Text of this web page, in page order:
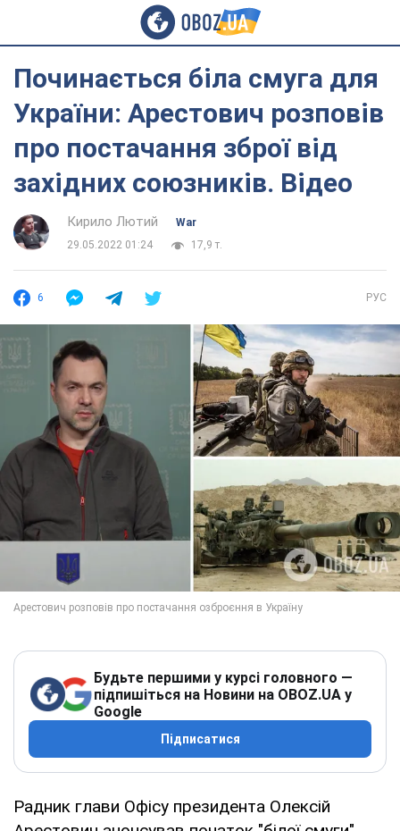
Починається біла смуга для
України: Арестович розповів
про постачання зброї від
західних союзників. Відео
Кирило Лютий
War
29.05.2022 01:24
17,9 т.
6 РУС
Будьте першими у курсі головного —
підпишіться на Новини на OBOZ.UA у
Google
Підписатися
Радник глави Офісу президента Олексій